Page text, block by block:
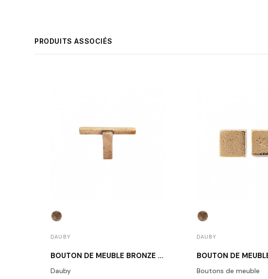
PRODUITS ASSOCIÉS
DAUBY
BOUTON DE MEUBLE BRONZE BRUT POLI DAUBY PTT RBP
Dauby
DAUBY
Boutons de meuble